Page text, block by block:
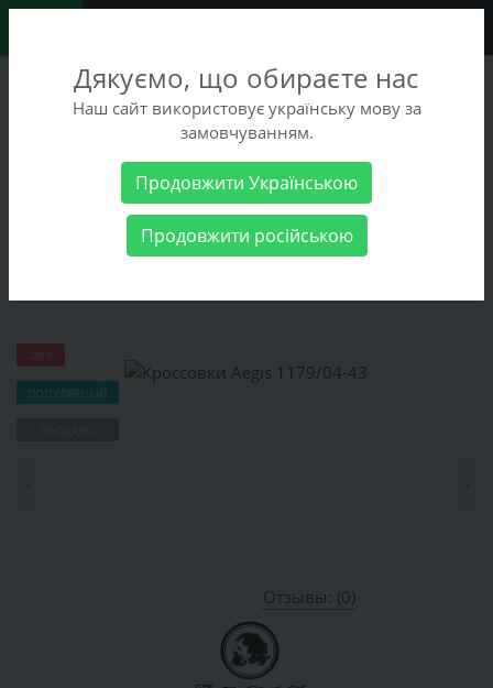
+38 (068) 486-90-09
+38 (093) 486-90-09
Мужские товары Мужская обувь Кроссовки
-20%
ПОПУЛЯРНЫЙ
Отзывы: (0)
Дякуємо, що обираєте нас
Наш сайт використовує українську мову за
замовчуванням.
Продовжити Українською
Продовжити російською